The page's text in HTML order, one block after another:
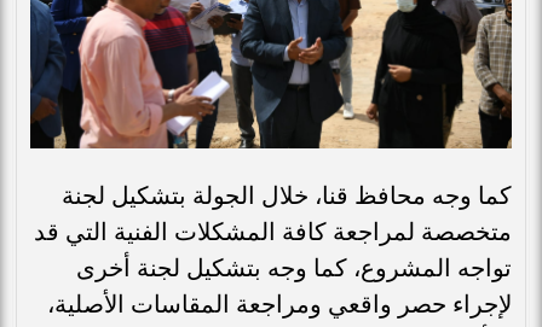
كما وجه محافظ قنا، خلال الجولة بتشكيل لجنة
متخصصة لمراجعة كافة المشكلات الفنية التي قد
تواجه المشروع، كما وجه بتشكيل لجنة أخرى
لإجراء حصر واقعي ومراجعة المقاسات الأصلية،